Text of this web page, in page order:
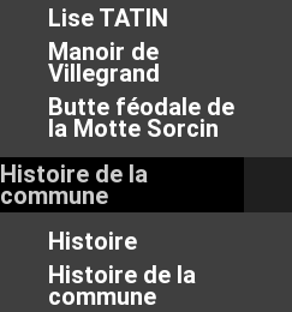
Lise TATIN
Manoir de
Villegrand
Butte féodale de
la Motte Sorcin
Histoire de la
commune
Histoire
Histoire de la
commune